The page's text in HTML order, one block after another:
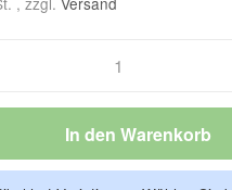
In den Warenkorb